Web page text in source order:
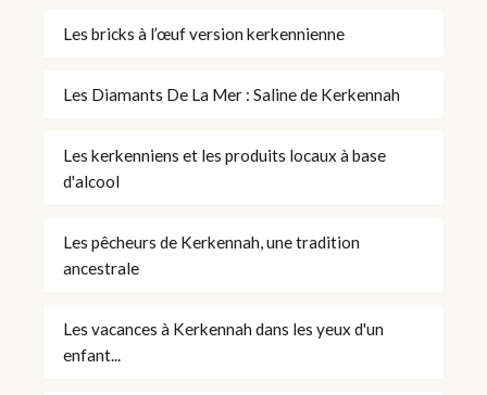
Les bricks à l’œuf version kerkennienne
Les Diamants De La Mer : Saline de Kerkennah
Les kerkenniens et les produits locaux à base
d'alcool
Les pêcheurs de Kerkennah, une tradition
ancestrale
Les vacances à Kerkennah dans les yeux d'un
enfant...